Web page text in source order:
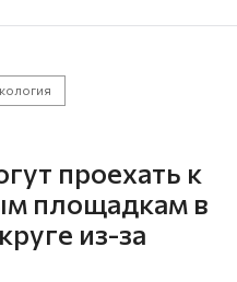
проехать к
площадкам в
из-за